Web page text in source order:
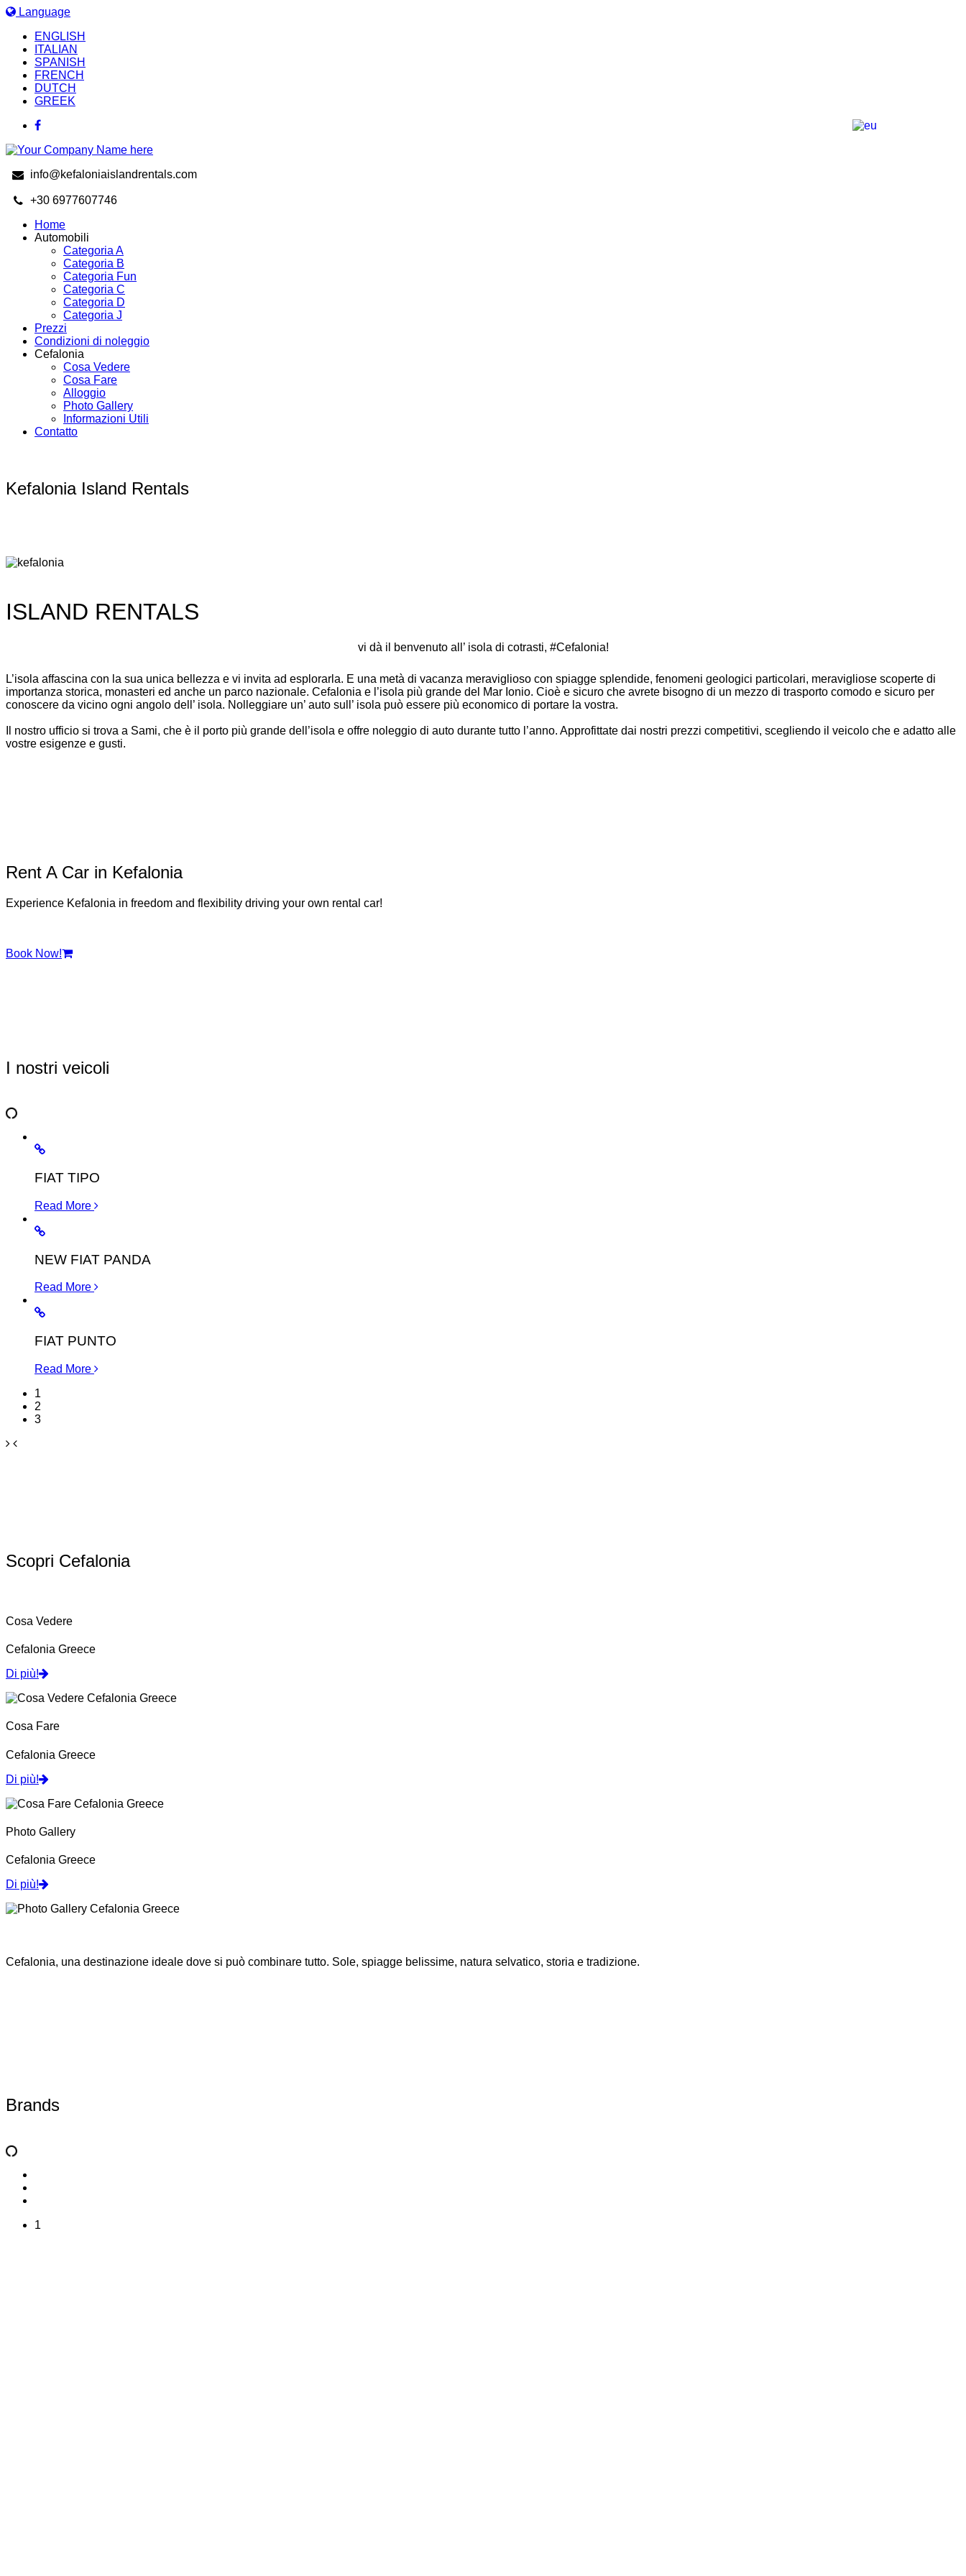
Language
ENGLISH
ITALIAN
SPANISH
FRENCH
DUTCH
GREEK
info@kefaloniaislandrentals.com
+30 6977607746
Home
Automobili
Categoria A
Categoria B
Categoria Fun
Categoria C
Categoria D
Categoria J
Prezzi
Condizioni di noleggio
Cefalonia
Cosa Vedere
Cosa Fare
Alloggio
Photo Gallery
Informazioni Utili
Contatto
Kefalonia Island Rentals
ISLAND RENTALS
vi dà il benvenuto all’ isola di cotrasti, #Cefalonia!
L’isola affascina con la sua unica bellezza e vi invita ad esplorarla. E una metà di vacanza meraviglioso con spiagge splendide, fenomeni geologici particolari, meravigliose scoperte di
importanza storica, monasteri ed anche un parco nazionale. Cefalonia e l’isola più grande del Mar Ionio. Cioè e sicuro che avrete bisogno di un mezzo di trasporto comodo e sicuro per
conoscere da vicino ogni angolo dell’ isola. Nolleggiare un’ auto sull’ isola può essere più economico di portare la vostra.
Il nostro ufficio si trova a Sami, che è il porto più grande dell’isola e offre noleggio di auto durante tutto l’anno. Approfittate dai nostri prezzi competitivi, scegliendo il veicolo che e adatto alle
vostre esigenze e gusti.
Rent A Car in Kefalonia
Experience Kefalonia in freedom and flexibility driving your own rental car!
Book Now!
I nostri veicoli
FIAT TIPO
Read More
NEW FIAT PANDA
Read More
FIAT PUNTO
Read More
1
2
3
Scopri Cefalonia
Cosa Vedere
Cefalonia Greece
Di più!
Cosa Fare
Cefalonia Greece
Di più!
Photo Gallery
Cefalonia Greece
Di più!
Cefalonia, una destinazione ideale dove si può combinare tutto. Sole, spiagge belissime, natura selvatico, storia e tradizione.
Brands
1